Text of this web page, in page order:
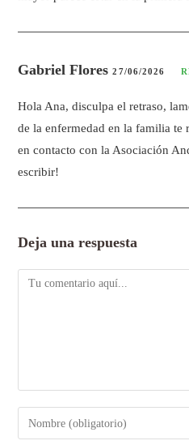
Gabriel Flores27/06/2026
Hola Ana, disculpa el retraso,
de la enfermedad en la familia te
en contacto con la Asociación
escribir!
Deja una respuesta